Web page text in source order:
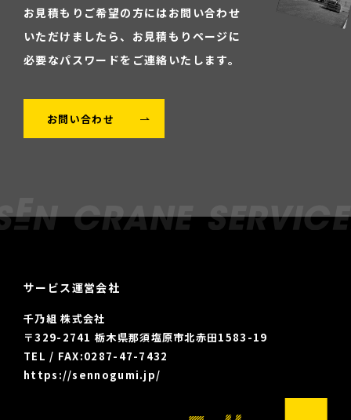
お見積もりご希望の方にはお問い合わせ
いただけましたら、 お見積もりページに
必要なパスワードをご連絡いたします。
お問い合わせ
サービス運営会社
千乃組 株式会社
〒329-2741 栃木県那須塩原市北赤田1583-19
TEL / FAX:0287-47-7432
https://sennogumi.jp/